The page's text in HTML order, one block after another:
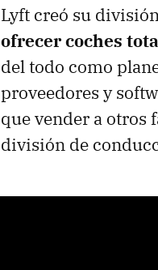
Lyft creó su
ofrecer coches
del todo como
proveedores y
que vender a otros
división de